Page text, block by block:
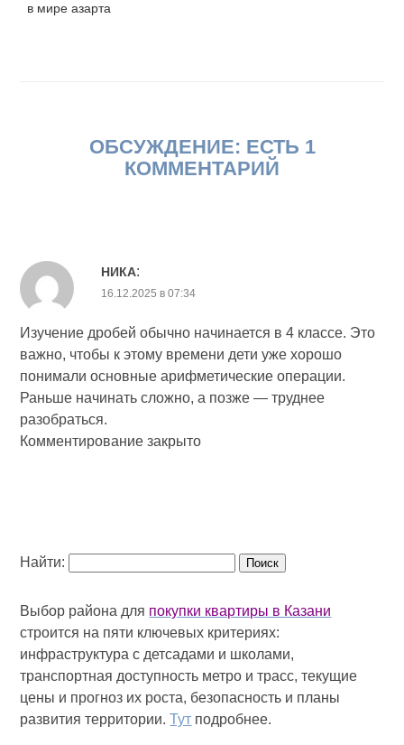
в мире азарта
ОБСУЖДЕНИЕ: ЕСТЬ 1
КОММЕНТАРИЙ
НИКА:
16.12.2025 в 07:34
Изучение дробей обычно начинается в 4 классе. Это
важно, чтобы к этому времени дети уже хорошо
понимали основные арифметические операции.
Раньше начинать сложно, а позже — труднее
разобраться.
Комментирование закрыто
Найти:
Выбор района для покупки квартиры в Казани
строится на пяти ключевых критериях:
инфраструктура с детсадами и школами,
транспортная доступность метро и трасс, текущие
цены и прогноз их роста, безопасность и планы
развития территории.Тут подробнее.